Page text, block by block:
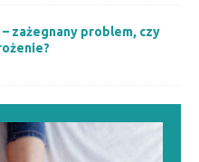
zażegnany problem, czy